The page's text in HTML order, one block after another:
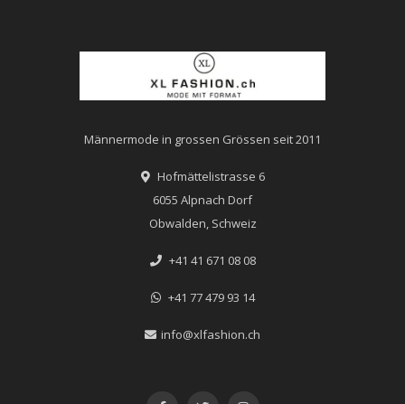
Männermode in grossen Grössen seit 2011
Hofmättelistrasse 6
6055 Alpnach Dorf
Obwalden, Schweiz
+41 41 671 08 08
+41 77 479 93 14
info@xlfashion.ch